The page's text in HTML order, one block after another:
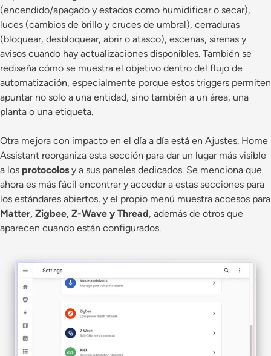
(encendido/apagado y estados como humidificar o secar),
luces (cambios de brillo y cruces de umbral), cerraduras
(bloquear, desbloquear, abrir o atasco), escenas, sirenas y
avisos cuando hay actualizaciones disponibles. También se
rediseña cómo se muestra el objetivo dentro del flujo de
automatización, especialmente porque estos triggers permiten
apuntar no solo a una entidad, sino también a un área, una
planta o una etiqueta.
Otra mejora con impacto en el día a día está en Ajustes. Home
Assistant reorganiza esta sección para dar un lugar más visible
a los protocolos y a sus paneles dedicados. Se menciona que
ahora es más fácil encontrar y acceder a estas secciones para
los estándares abiertos, y el propio menú muestra accesos para
Matter, Zigbee, Z-Wave y Thread, además de otros que
aparecen cuando están configurados.